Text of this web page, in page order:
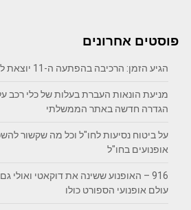
פוסטים אחרונים
הגיע הזמן: הרכיבה בהפתעה ה-11 יוצאת לדרך!
מניעת הונאות העברת בעלות של כלי רכב
הגדרה חדשה באתר הממשלתי
על ביטוח נסיעות לחו"ל וכל מה שקשור
אופנועים בחו"ל
916 – האופנוע ששינה את דוקאטי ואולי
עולם אופנועי הספורט כולו